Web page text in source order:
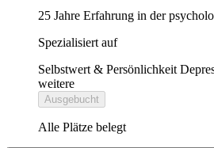
25 Jahre Erfahrung in der
Spezialisiert auf
Selbstwert & Persönlichkeit
weitere
Ausgebucht
Alle Plätze belegt